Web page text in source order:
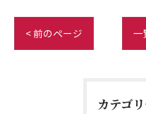
< 前のページ 一
カテゴ